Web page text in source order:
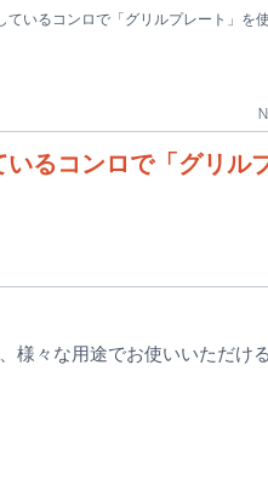
いるコンロで「グリルプレート」を
るコンロで「グリル
々な用途でお使いいただけ